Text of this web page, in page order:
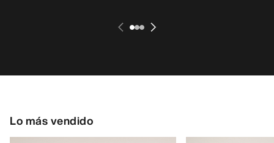
Lo más vendido